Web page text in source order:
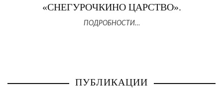
«СНЕГУРОЧКИНО ЦАРСТВО».
ПОДРОБНОСТИ…
ПУБЛИКАЦИИ